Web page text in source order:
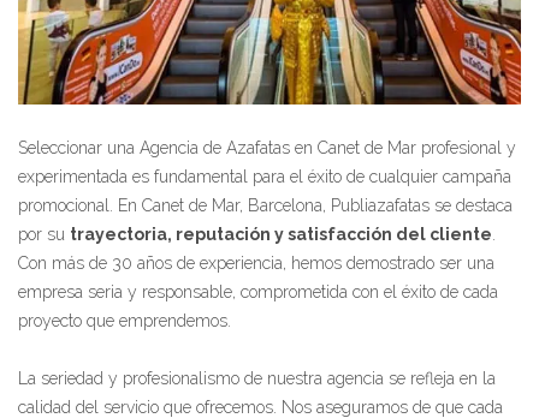
Seleccionar una Agencia de Azafatas en Canet de Mar profesional y
experimentada es fundamental para el éxito de cualquier campaña
promocional. En Canet de Mar, Barcelona, Publiazafatas se destaca
por su trayectoria, reputación y satisfacción del cliente
Con más de 30 años de experiencia, hemos demostrado ser una
empresa seria y responsable, comprometida con el éxito de cada
proyecto que emprendemos.
La seriedad y profesionalismo de nuestra agencia se refleja en la
calidad del servicio que ofrecemos. Nos aseguramos de que cada